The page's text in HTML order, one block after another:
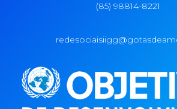
(85) 98814-8221